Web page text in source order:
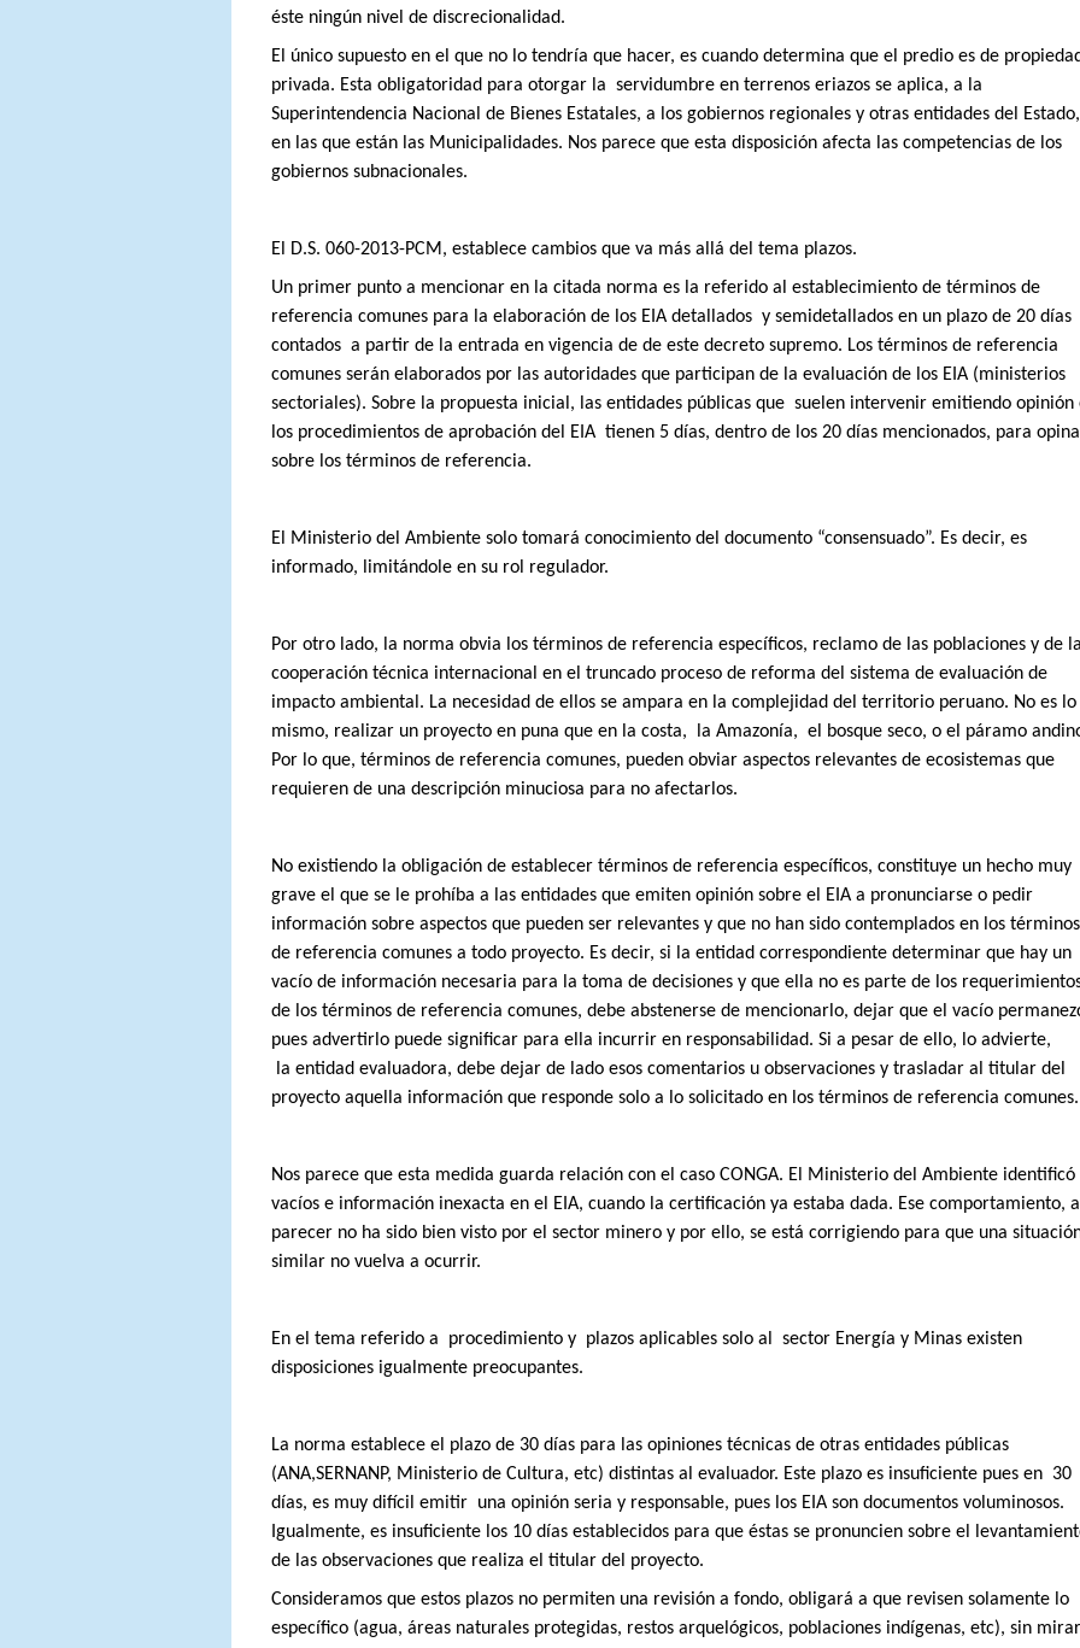
éste ningún nivel de discrecionalidad.
El único supuesto en el que no lo tendría que hacer, es cuando determina que el predio es de
privada. Esta obligatoridad para otorgar la servidumbre en terrenos eriazos se aplica, a la
Superintendencia Nacional de Bienes Estatales, a los gobiernos regionales y otras entidades del Estado,
en las que están las Municipalidades. Nos parece que esta disposición afecta las competencias de los
gobiernos subnacionales.
El D.S. 060-2013-PCM, establece cambios que va más allá del tema plazos.
Un primer punto a mencionar en la citada norma es la referido al establecimiento de términos de
referencia comunes para la elaboración de los EIA detallados y semidetallados en un plazo de 20 días
contados a partir de la entrada en vigencia de de este decreto supremo. Los términos de referencia
comunes serán elaborados por las autoridades que participan de la evaluación de los EIA (ministerios
sectoriales). Sobre la propuesta inicial, las entidades públicas que suelen intervenir emitiendo opinión
los procedimientos de aprobación del EIA tienen 5 días, dentro de los 20 días mencionados, para
sobre los términos de referencia.
El Ministerio del Ambiente solo tomará conocimiento del documento “consensuado”. Es decir, es
informado, limitándole en su rol regulador.
Por otro lado, la norma obvia los términos de referencia específicos, reclamo de las poblaciones y de la
cooperación técnica internacional en el truncado proceso de reforma del sistema de evaluación de
impacto ambiental. La necesidad de ellos se ampara en la complejidad del territorio peruano. No es lo
mismo, realizar un proyecto en puna que en la costa,
la Amazonía, el bosque seco, o el páramo
Por lo que, términos de referencia comunes, pueden obviar aspectos relevantes de ecosistemas que
requieren de una descripción minuciosa para no afectarlos.
No existiendo la obligación de establecer términos de referencia específicos, constituye un hecho muy
grave el que se le prohíba a las entidades que emiten opinión sobre el EIA a pronunciarse o pedir
información sobre aspectos que pueden ser relevantes y que no han sido contemplados en los términos
de referencia comunes a todo proyecto. Es decir, si la entidad correspondiente determinar que hay un
vacío de información necesaria para la toma de decisiones y que ella no es parte de los
de los términos de referencia comunes, debe abstenerse de mencionarlo, dejar que el vacío
pues advertirlo puede significar para ella incurrir en responsabilidad. Si a pesar de ello, lo advierte,
la entidad evaluadora, debe dejar de lado esos comentarios u observaciones y trasladar al titular del
proyecto aquella información que responde solo a lo solicitado en los términos de referencia comunes.
Nos parece que esta medida guarda relación con el caso CONGA. El Ministerio del Ambiente identificó
vacíos e información inexacta en el EIA, cuando la certificación ya estaba dada. Ese comportamiento, al
parecer no ha sido bien visto por el sector minero y por ello, se está corrigiendo para que una
similar no vuelva a ocurrir.
En el tema referido a procedimiento y plazos aplicables solo al
sector Energía y Minas existen
disposiciones igualmente preocupantes.
La norma establece el plazo de 30 días para las opiniones técnicas de otras entidades públicas
(ANA,SERNANP, Ministerio de Cultura, etc) distintas al evaluador. Este plazo es insuficiente pues en 30
días, es muy difícil emitir una opinión seria y responsable, pues los EIA son documentos voluminosos.
Igualmente, es insuficiente los 10 días establecidos para que éstas se pronuncien sobre el
de las observaciones que realiza el titular del proyecto.
Consideramos que estos plazos no permiten una revisión a fondo, obligará a que revisen solamente lo
específico (agua, áreas naturales protegidas, restos arquelógicos, poblaciones indígenas, etc), sin mirar